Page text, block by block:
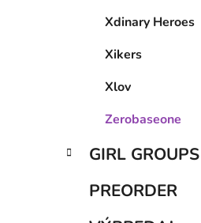
Xdinary Heroes
Xikers
Xlov
Zerobaseone
GIRL GROUPS
PREORDER